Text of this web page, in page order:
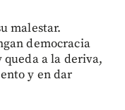
malestar.
democracia
a la deriva,
y en dar